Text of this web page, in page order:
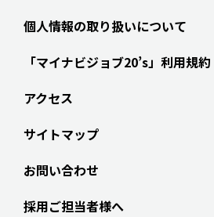
個人情報の取り扱いについて
「マイナビジョブ20’s」利用規約
アクセス
サイトマップ
お問い合わせ
採用ご担当者様へ